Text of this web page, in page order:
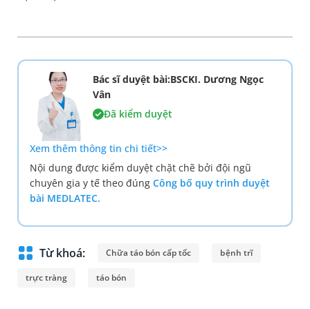
Bác sĩ duyệt bài:BSCKI. Dương Ngọc
Vân
Đã kiểm duyệt
Xem thêm thông tin chi tiết>>
Nội dung được kiểm duyệt chặt chẽ bởi đội ngũ
chuyên gia y tế theo đúng Công bố quy trình duyệt
bài MEDLATEC.
Từ khoá: Chữa táo bón cấp tốc bệnh trĩ
trực tràng táo bón